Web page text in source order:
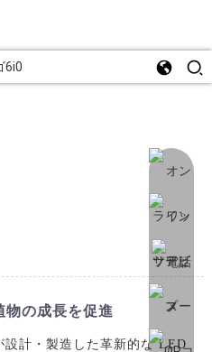
の成長を促進
計・製造した革新的な LED